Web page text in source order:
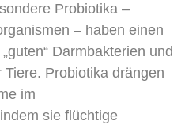
Probiotika –
– haben einen
Darmbakterien und
Probiotika drängen
im
sie flüchtige